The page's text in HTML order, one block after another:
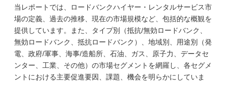
当レポートでは、ロードバンクハイヤー・レンタルサービス市
場の定義、過去の推移、現在の市場規模など、包括的な概観を
提供しています。また、タイプ別（抵抗/無効ロードバンク、
無効ロードバンク、抵抗ロードバンク）、地域別、用途別（発
電、政府/軍事、海事/造船所、石油、ガス、原子力、データセ
ンター、工業、その他）の市場セグメントを網羅し、各セグメ
ントにおける主要促進要因、課題、機会を明らかにしていま